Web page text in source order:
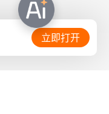
立即打开